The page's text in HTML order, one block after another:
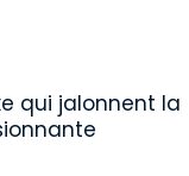
qui jalonnent la